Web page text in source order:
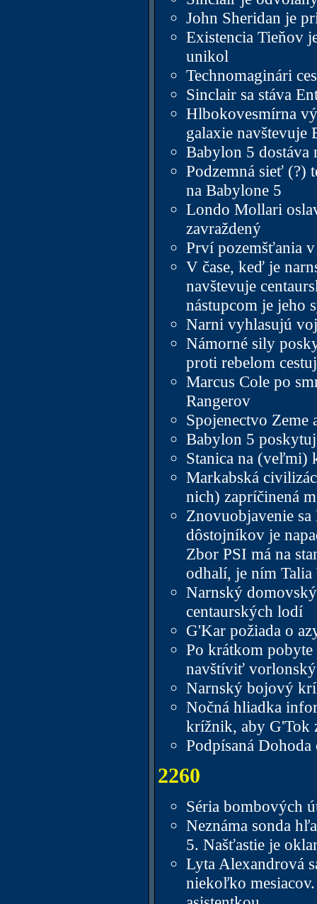
John Sheridan je
Existencia Tieňov
unikol
Technomaginári
Sinclair sa stáva
Hlbokovesmírna
galaxie navštevuje
Babylon 5 dostáva
Podzemná sieť (?)
na Babylone 5
Londo Mollari
zavraždený
Prví pozemšťania
V čase, keď je
navštevuje
nástupcom je jeho
Narni vyhlasujú
Námorné sily
proti rebelom
Marcus Cole po
Rangerov
Spojenectvo Zeme
Babylon 5
Stanica na (veľmi)
Markabská
nich) zapríčinená
Znovuobjavenie
dôstojníkov je
Zbor PSI má na
odhalí, je ním Talia
Narnský
centaurských lodí
G'Kar požiada o
Po krátkom
navštíviť
Narnský bojový
Nočná hliadka
krížnik, aby G'Tok
Podpísaná
2260
Séria bombových
Neznáma sonda
5. Našťastie je
Lyta Alexandrová
niekoľko